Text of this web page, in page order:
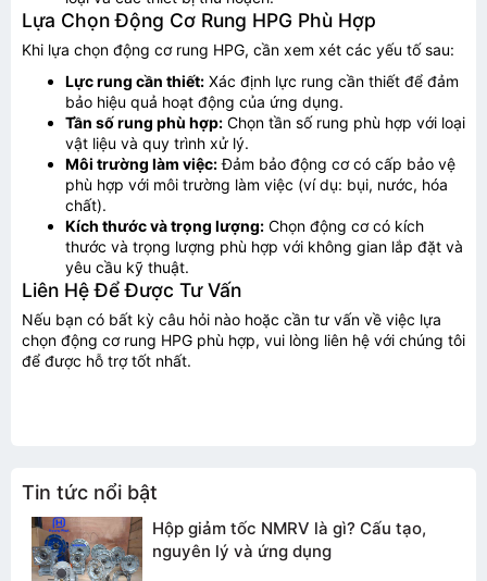
Gửi thông tin
Lựa Chọn Động Cơ Rung HPG Phù Hợp
Khi lựa chọn động cơ rung HPG, cần xem xét các yếu tố sau:
Lực rung cần thiết: Xác định lực rung cần thiết để đảm
bảo hiệu quả hoạt động của ứng dụng.
Tần số rung phù hợp: Chọn tần số rung phù hợp với loại
vật liệu và quy trình xử lý.
Môi trường làm việc:Đảm bảo động cơ có cấp bảo vệ
phù hợp với môi trường làm việc (ví dụ: bụi, nước, hóa
chất).
Kích thước và trọng lượng: Chọn động cơ có kích
thước và trọng lượng phù hợp với không gian lắp đặt và
yêu cầu kỹ thuật.
Liên Hệ Để Được Tư Vấn
Nếu bạn có bất kỳ câu hỏi nào hoặc cần tư vấn về việc lựa
chọn động cơ rung HPG phù hợp, vui lòng liên hệ với chúng tôi
để được hỗ trợ tốt nhất.
Tin tức nổi bật
Hộp giảm tốc NMRV là gì? Cấu tạo,
nguyên lý và ứng dụng